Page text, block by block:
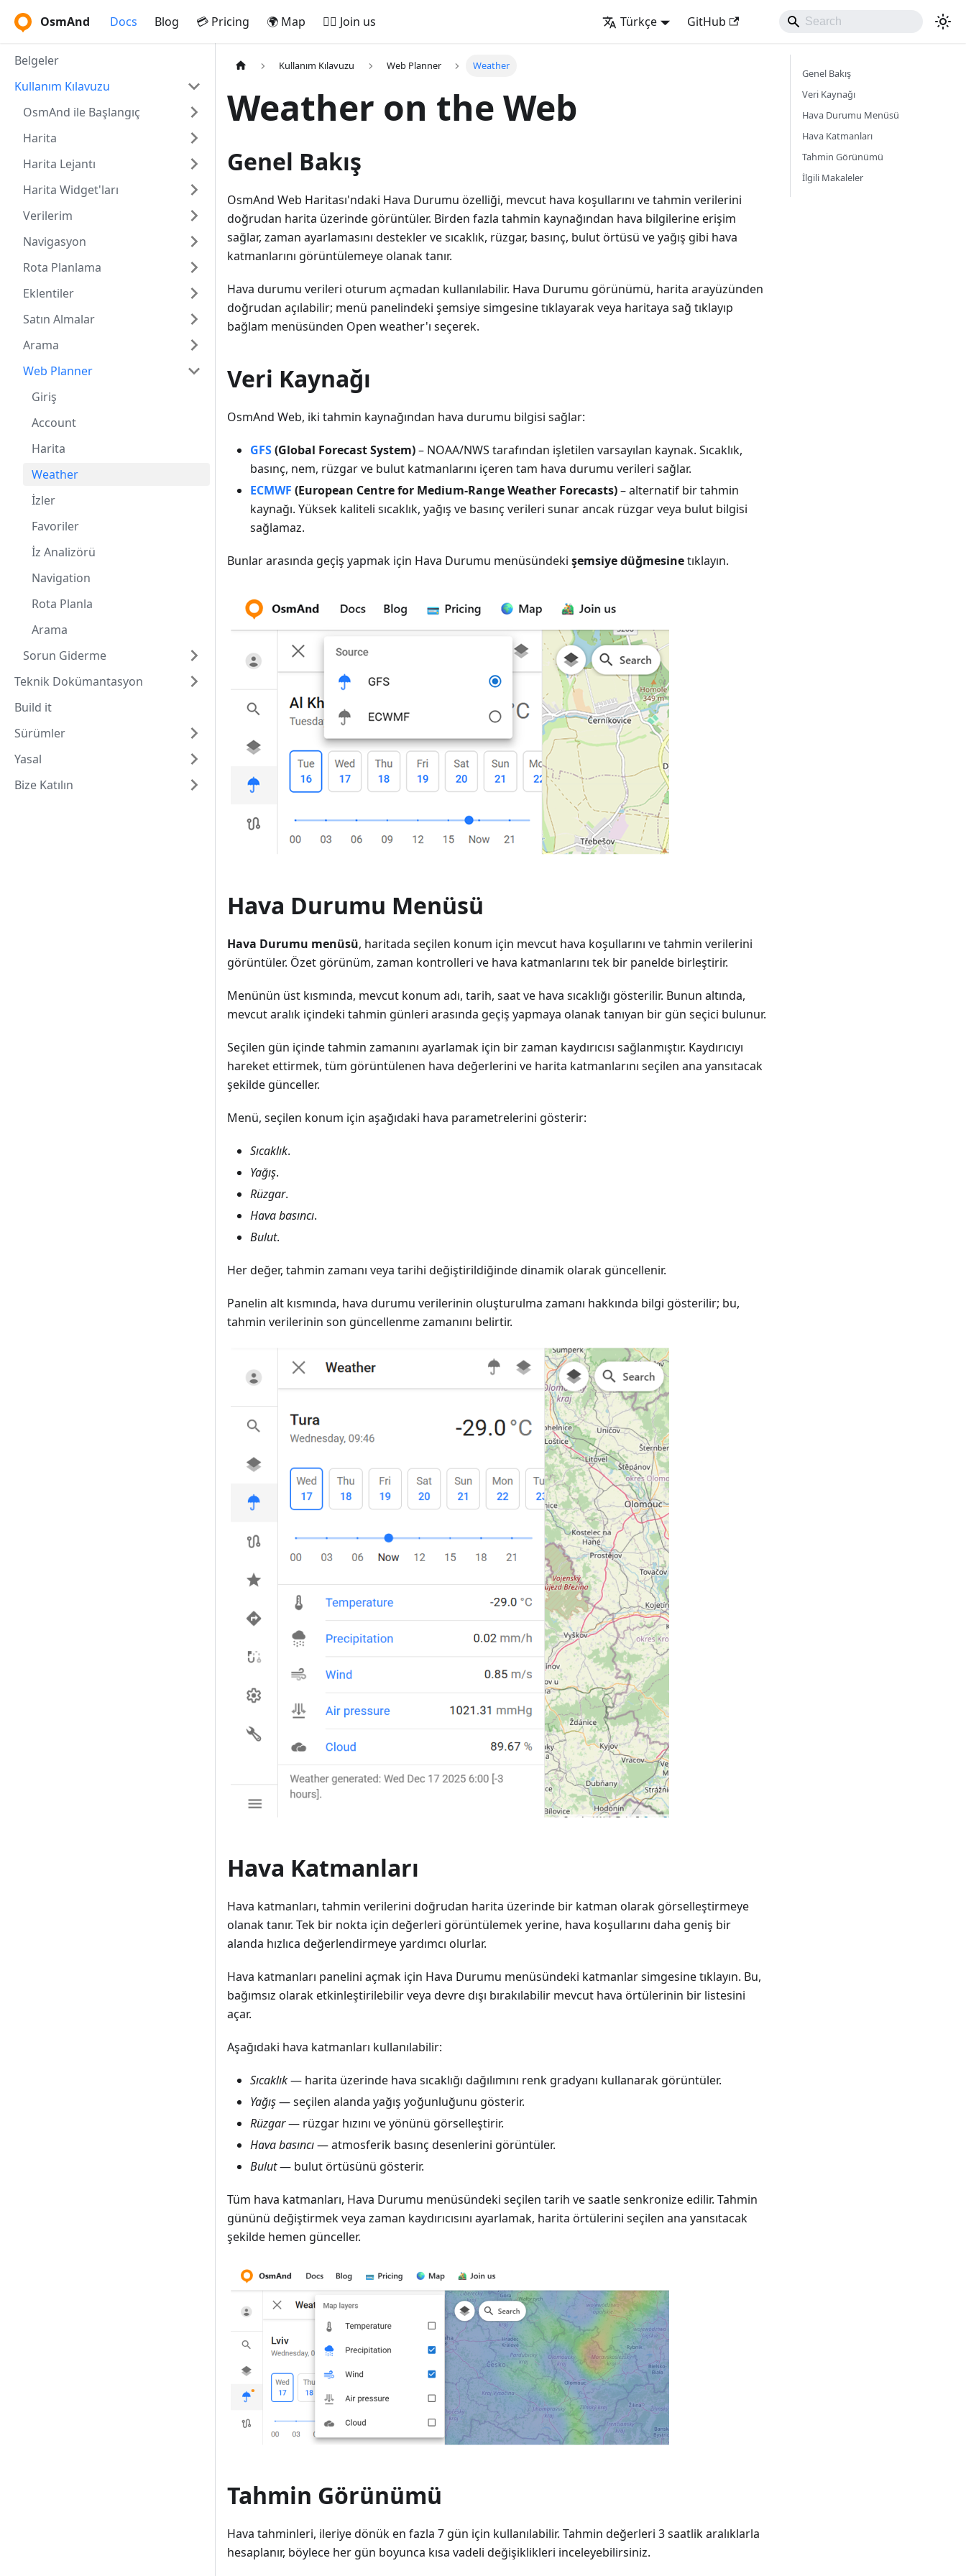
OsmAnd Docs Blog 💳 Pricing 🌍 Map 🚵‍♂️ Join us Türkçe GitHub
Belgeler
Kullanım Kılavuzu
OsmAnd ile Başlangıç
Harita
Harita Lejantı
Harita Widget'ları
Verilerim
Navigasyon
Rota Planlama
Eklentiler
Satın Almalar
Arama
Web Planner
Giriş
Account
Harita
Weather
İzler
Favoriler
İz Analizörü
Navigation
Rota Planla
Arama
Sorun Giderme
Teknik Dokümantasyon
Build it
Sürümler
Yasal
Bize Katılın
Kullanım Kılavuzu Web Planner Weather
Weather on the Web
Genel Bakış
OsmAnd Web Haritası'ndaki Hava Durumu özelliği, mevcut hava koşullarını ve tahmin verilerini
doğrudan harita üzerinde görüntüler. Birden fazla tahmin kaynağından hava bilgilerine erişim
sağlar, zaman ayarlamasını destekler ve sıcaklık, rüzgar, basınç, bulut örtüsü ve yağış gibi hava
katmanlarını görüntülemeye olanak tanır.
Hava durumu verileri oturum açmadan kullanılabilir. Hava Durumu görünümü, harita arayüzünden
doğrudan açılabilir; menü panelindeki şemsiye simgesine tıklayarak veya haritaya sağ tıklayıp
bağlam menüsünden Open weather'ı seçerek.
Veri Kaynağı
OsmAnd Web, iki tahmin kaynağından hava durumu bilgisi sağlar:
GFS(Global Forecast System)– NOAA/NWS tarafından işletilen varsayılan kaynak. Sıcaklık,
basınç, nem, rüzgar ve bulut katmanlarını içeren tam hava durumu verileri sağlar.
ECMWF (European Centre for Medium-Range Weather Forecasts)– alternatif bir tahmin
kaynağı. Yüksek kaliteli sıcaklık, yağış ve basınç verileri sunar ancak rüzgar veya bulut bilgisi
sağlamaz.
Bunlar arasında geçiş yapmak için Hava Durumu menüsündeki şemsiye düğmesinetıklayın.
Hava Durumu Menüsü
Hava Durumu menüsü, haritada seçilen konum için mevcut hava koşullarını ve tahmin verilerini
görüntüler. Özet görünüm, zaman kontrolleri ve hava katmanlarını tek bir panelde birleştirir.
Menünün üst kısmında, mevcut konum adı, tarih, saat ve hava sıcaklığı gösterilir. Bunun altında,
mevcut aralık içindeki tahmin günleri arasında geçiş yapmaya olanak tanıyan bir gün seçici bulunur.
Seçilen gün içinde tahmin zamanını ayarlamak için bir zaman kaydırıcısı sağlanmıştır. Kaydırıcıyı
hareket ettirmek, tüm görüntülenen hava değerlerini ve harita katmanlarını seçilen ana yansıtacak
şekilde günceller.
Menü, seçilen konum için aşağıdaki hava parametrelerini gösterir:
Sıcaklık.
Yağış.
Rüzgar.
Hava basıncı.
Bulut.
Her değer, tahmin zamanı veya tarihi değiştirildiğinde dinamik olarak güncellenir.
Panelin alt kısmında, hava durumu verilerinin oluşturulma zamanı hakkında bilgi gösterilir; bu,
tahmin verilerinin son güncellenme zamanını belirtir.
Hava Katmanları
Hava katmanları, tahmin verilerini doğrudan harita üzerinde bir katman olarak görselleştirmeye
olanak tanır. Tek bir nokta için değerleri görüntülemek yerine, hava koşullarını daha geniş bir
alanda hızlıca değerlendirmeye yardımcı olurlar.
Hava katmanları panelini açmak için Hava Durumu menüsündeki katmanlar simgesine tıklayın. Bu,
bağımsız olarak etkinleştirilebilir veya devre dışı bırakılabilir mevcut hava örtülerinin bir listesini
açar.
Aşağıdaki hava katmanları kullanılabilir:
Sıcaklık— harita üzerinde hava sıcaklığı dağılımını renk gradyanı kullanarak görüntüler.
Yağış— seçilen alanda yağış yoğunluğunu gösterir.
Rüzgar— rüzgar hızını ve yönünü görselleştirir.
Hava basıncı— atmosferik basınç desenlerini görüntüler.
Bulut— bulut örtüsünü gösterir.
Tüm hava katmanları, Hava Durumu menüsündeki seçilen tarih ve saatle senkronize edilir. Tahmin
gününü değiştirmek veya zaman kaydırıcısını ayarlamak, harita örtülerini seçilen ana yansıtacak
şekilde hemen günceller.
Tahmin Görünümü
Hava tahminleri, ileriye dönük en fazla 7 gün için kullanılabilir. Tahmin değerleri 3 saatlik aralıklarla
hesaplanır, böylece her gün boyunca kısa vadeli değişiklikleri inceleyebilirsiniz.
Genel Bakış
Veri Kaynağı
Hava Durumu Menüsü
Hava Katmanları
Tahmin Görünümü
İlgili Makaleler